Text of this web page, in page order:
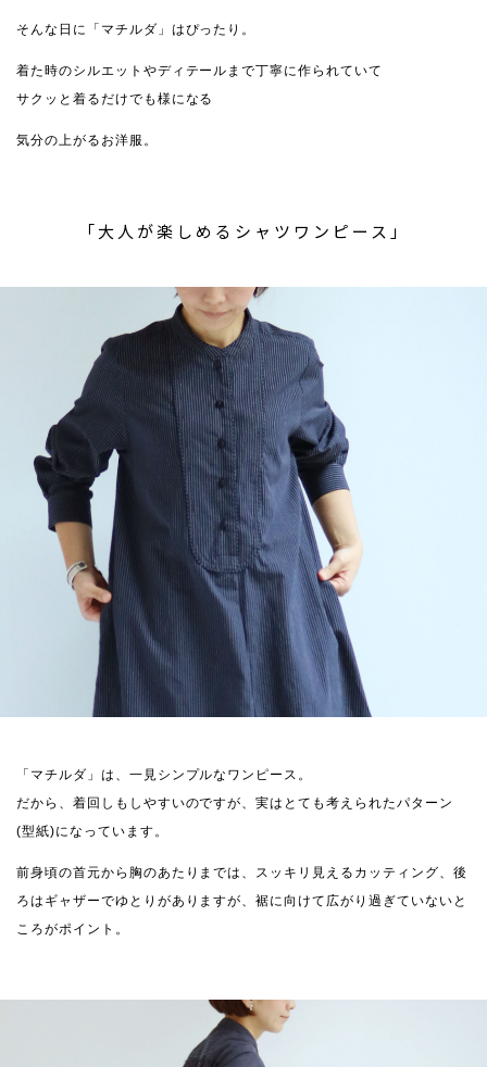
そんな日に「マチルダ」はぴったり。
着た時のシルエットやディテールまで丁寧に作られていて
サクッと着るだけでも様になる
気分の上がるお洋服。
「大人が楽しめるシャツワンピース」
「マチルダ」は、一見シンプルなワンピース。
だから、着回しもしやすいのですが、実はとても考えられたパターン
(型紙)になっています。
前身頃の首元から胸のあたりまでは、スッキリ見えるカッティング、後
ろはギャザーでゆとりがありますが、裾に向けて広がり過ぎていないと
ころがポイント。